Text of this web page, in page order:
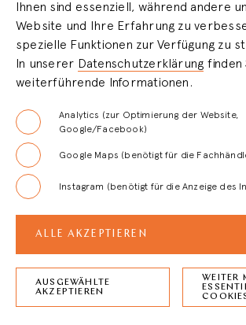
HÄNDLERBEREICH
LOGIN
REGISTRIERUNG
FAQ
ZURÜCK ZUM
Ihnen sind essenziell, während andere
Website und Ihre Erfahrung zu
spezielle Funktionen zur Verfügung zu
In unserer Datenschutzerklärung finden
weiterführende Informationen.
Analytics (zur Optimierung der Website,
Google/Facebook)
Google Maps (benötigt für die
Instagram (benötigt für die Anzeige des
ALLE AKZEPTIEREN
AUSGEWÄHLTE
AKZEPTIEREN
WEITER